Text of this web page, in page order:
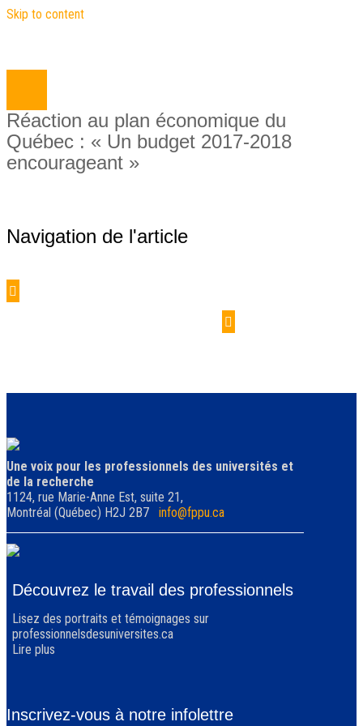
Skip to content
Réaction au plan économique du
Québec : « Un budget 2017-2018
encourageant »
Navigation de l'article
Bilan du congrès 2017, site web remodelé et
Une voix pour les professionnels des universités et
de la recherche
1124, rue Marie-Anne Est, suite 21,
Montréal (Québec) H2J 2B7 info@fppu.ca
Découvrez le travail des professionnels
Lisez des portraits et témoignages sur
professionnelsdesuniversites.ca
Lire plus
Inscrivez-vous à notre infolettre